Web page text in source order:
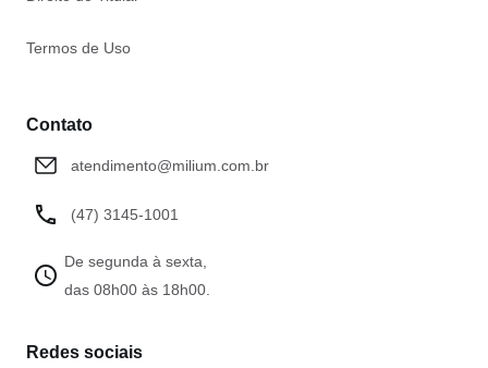
Termos de Uso
Contato
atendimento@milium.com.br
(47) 3145-1001
De segunda à sexta,
das 08h00 às 18h00.
Redes sociais